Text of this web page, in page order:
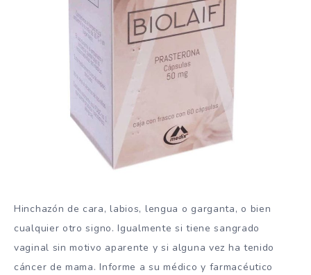
Hinchazón de cara, labios, lengua o garganta, o bien
cualquier otro signo. Igualmente si tiene sangrado
vaginal sin motivo aparente y si alguna vez ha tenido
cáncer de mama. Informe a su médico y farmacéutico